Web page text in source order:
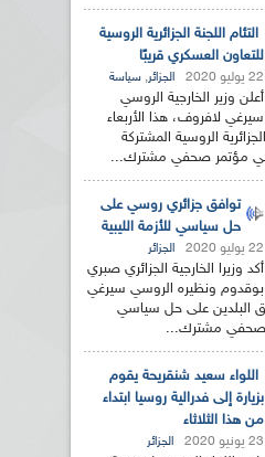
التئام اللجنة الجزائرية الروسية
للتعاون العسكري قريبًا
22 يوليو 2020 الجزائر, سياسة
أعلن وزير الخارجية الروسي
سيرغي لافروف، هذا الأربعاء
الروسية المشتركة
وفي مؤتمر صحفي مشترك...
توافق جزائري روسي على
حل سياسي للأزمة الليبية
22 يوليو 2020 الجزائر
أكد وزيرا الخارجية الجزائري صبري
بوقدوم ونظيره الروسي سيرغي
البلدين على حل سياسي
صحفي مشترك...
اللواء سعيد شنقريحة يقوم
بزيارة إلى فدرالية روسيا ابتداء
من هذا الثلاثاء
23 يونيو 2020 الجزائر